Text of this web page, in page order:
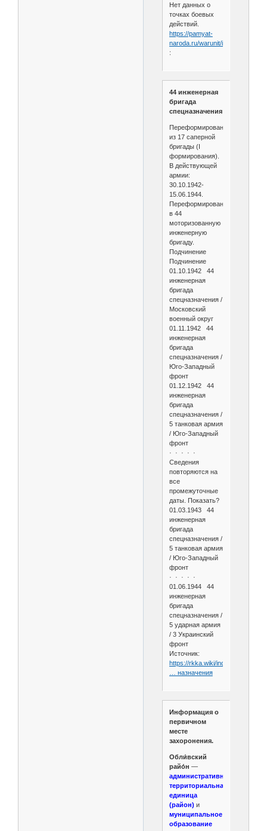
Нет данных о
точках боевых
действий.
https://pamyat-
naroda.ru/warunit/id2818
:
44 инженерная
бригада
спецназначения
Переформирована
из 17 саперной
бригады (I
формирования).
В действующей
армии:
30.10.1942-
15.06.1944.
Переформирована
в 44
моторизованную
инженерную
бригаду.
Подчинение
Подчинение
01.10.1942 44
инженерная
бригада
спецназначения /
Московский
военный округ
01.11.1942 44
инженерная
бригада
спецназначения /
Юго-Западный
фронт
01.12.1942 44
инженерная
бригада
спецназначения /
5 танковая армия
/ Юго-Западный
фронт
· · · · ·
Сведения
повторяются на
все
промежуточные
даты. Показать?
01.03.1943 44
инженерная
бригада
спецназначения /
5 танковая армия
/ Юго-Западный
фронт
· · · · ·
01.06.1944 44
инженерная
бригада
спецназначения /
5 ударная армия
/ 3 Украинский
фронт
Источник:
https://rkka.wiki/index.php/
… назначения
Информация о
первичном
месте
захоронения.
Обли́вский
райо́н —
административно-
территориальная
единица
(район) и
муниципальное
образование